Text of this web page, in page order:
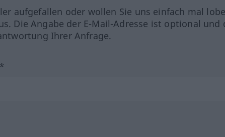
aufgefallen oder wollen Sie uns einfach mal
Die Angabe der E-Mail-Adresse ist optional und
Ihrer Anfrage.